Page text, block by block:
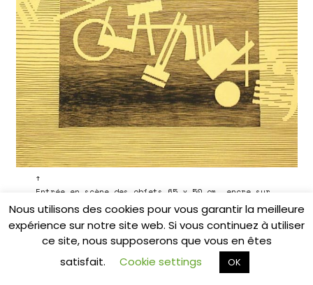
↑
Entrée en scène des objets
65 x 50 cm, encre sur
Nous utilisons des cookies pour vous garantir la meilleure
expérience sur notre site web. Si vous continuez à utiliser
ce site, nous supposerons que vous en êtes
satisfait.
Cookie settings OK